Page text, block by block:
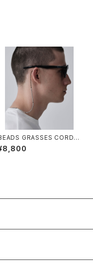
GRASSES CORD&
2013#1/ビーズ
ラスコード&ネックレス